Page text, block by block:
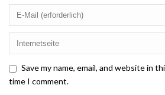
Save my name, email, and website in
time I comment.